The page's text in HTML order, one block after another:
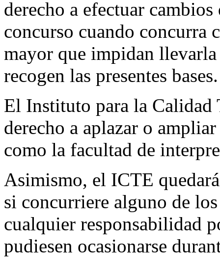
derecho a efectuar
concurso cuando concurra
mayor que impidan
recogen las presentes bases.
El Instituto para la Calidad
derecho a aplazar o
como la facultad de
Asimismo, el ICTE
si concurriere alguno de
cualquier responsabilidad
pudiesen ocasionarse